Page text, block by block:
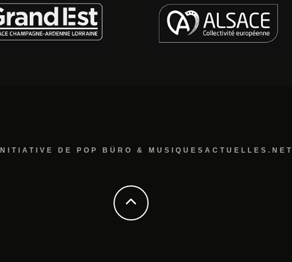
DE POP BÜRO & MUSIQUESACTUELLES.NET